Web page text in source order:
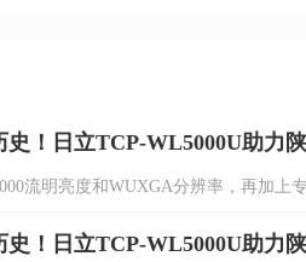
！日立TCP-WL5000U助力
流明亮度和WUXGA分辨率，再加
！日立TCP-WL5000U助力